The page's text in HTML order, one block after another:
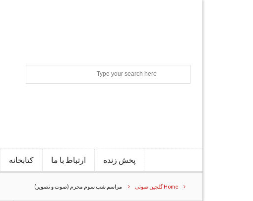
Search
کتابخانه ارتباط با ما پخش زنده
Home گلچین صوتی مراسم شب سوم محرم (صوت و تصویر)